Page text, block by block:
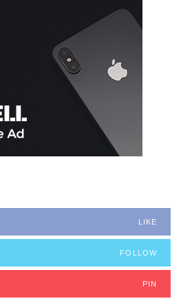
LIKE
FOLLOW
PIN